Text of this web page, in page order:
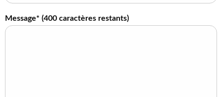
Message* (400 caractères restants)